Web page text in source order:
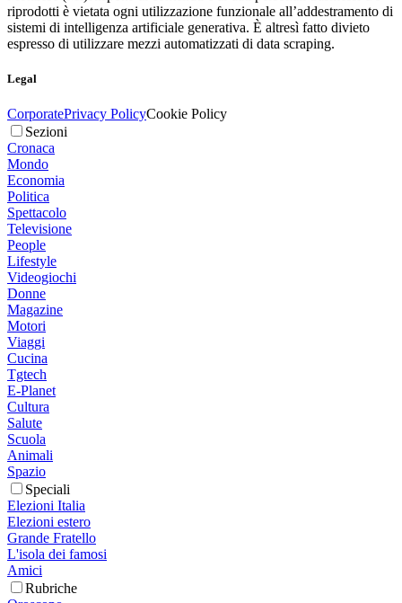
riprodotti è vietata ogni utilizzazione funzionale all’addestramento di
sistemi di intelligenza artificiale generativa. È altresì fatto divieto
espresso di utilizzare mezzi automatizzati di data scraping.
Legal
CorporatePrivacy PolicyCookie Policy
Sezioni
Cronaca
Mondo
Economia
Politica
Spettacolo
Televisione
People
Lifestyle
Videogiochi
Donne
Magazine
Motori
Viaggi
Cucina
Tgtech
E-Planet
Cultura
Salute
Scuola
Animali
Spazio
Speciali
Elezioni Italia
Elezioni estero
Grande Fratello
L'isola dei famosi
Amici
Rubriche